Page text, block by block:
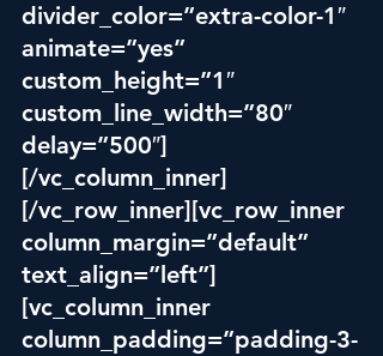
divider_color=”extra-color-1″
animate=”yes”
custom_height=”1″
custom_line_width=”80″
delay=”500″]
[/vc_column_inner]
[/vc_row_inner][vc_row_inner
column_margin=”default”
text_align=”left”]
[vc_column_inner
column_padding=”padding-3-